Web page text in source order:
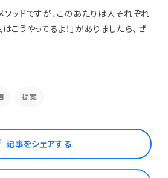
ッドですが、このあたりは人それぞれ
こうやってるよ！」がありましたら、ぜ
提案
記事をシェアする